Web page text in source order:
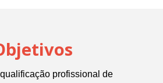
profissional de